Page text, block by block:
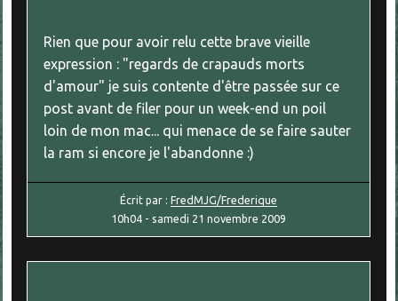
Rien que pour avoir relu cette brave vieille
expression : "regards de crapauds morts
d'amour" je suis contente d'être passée sur ce
post avant de filer pour un week-end un poil
loin de mon mac... qui menace de se faire sauter
la ram si encore je l'abandonne :)
Écrit par :FredMJG/Frederique
10h04 - samedi 21 novembre 2009